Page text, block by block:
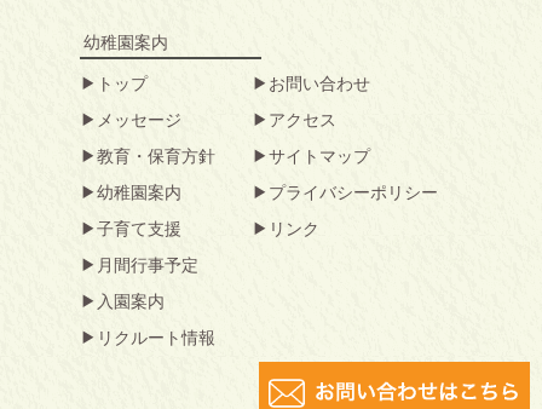
幼稚園案内
トップ
メッセージ
教育・保育方針
幼稚園案内
子育て支援
月間行事予定
入園案内
リクルート情報
お問い合わせ
アクセス
サイトマップ
プライバシーポリシー
リンク